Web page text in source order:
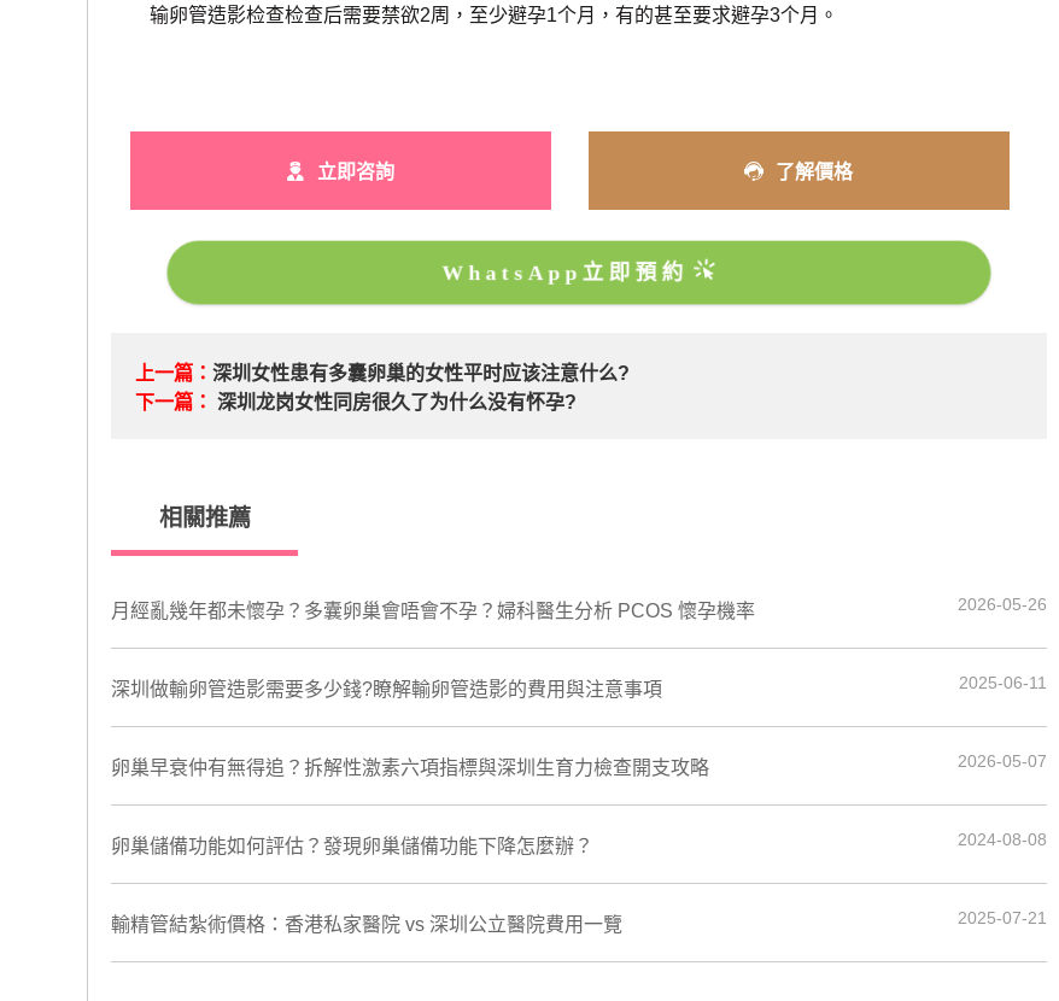
输卵管造影检查检查后需要禁欲2周，至少避孕1个月，有的甚至要求避孕3个月。
立即咨詢 了解價格
WhatsApp立即預約
上一篇：深圳女性患有多囊卵巢的女性平时应该注意什么?
下一篇： 深圳龙岗女性同房很久了为什么没有怀孕?
相關推薦
月經亂幾年都未懷孕？多囊卵巢會唔會不孕？婦科醫生分析 PCOS 懷孕機率 2026-05-26
深圳做輸卵管造影需要多少錢?瞭解輸卵管造影的費用與注意事項 2025-06-11
卵巢早衰仲有無得追？拆解性激素六項指標與深圳生育力檢查開支攻略 2026-05-07
​卵巢儲備功能如何評估？發現卵巢儲備功能下降怎麼辦？ 2024-08-08
輸精管結紮術價格：香港私家醫院 vs 深圳公立醫院費用一覽 2025-07-21